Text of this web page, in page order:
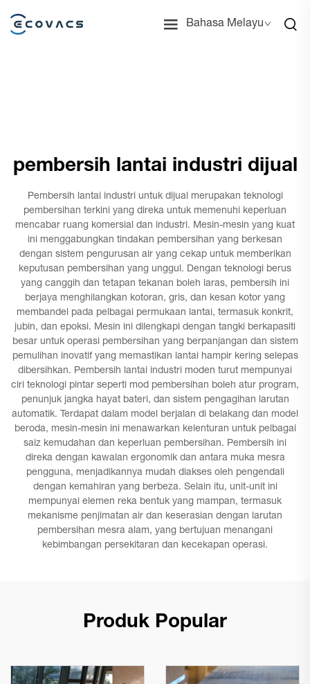
Bahasa Melayu
pembersih lantai industri dijual
Pembersih lantai industri untuk dijual merupakan teknologi
pembersihan terkini yang direka untuk memenuhi keperluan
mencabar ruang komersial dan industri. Mesin-mesin yang kuat
ini menggabungkan tindakan pembersihan yang berkesan
dengan sistem pengurusan air yang cekap untuk memberikan
keputusan pembersihan yang unggul. Dengan teknologi berus
yang canggih dan tetapan tekanan boleh laras, pembersih ini
berjaya menghilangkan kotoran, gris, dan kesan kotor yang
membandel pada pelbagai permukaan lantai, termasuk konkrit,
jubin, dan epoksi. Mesin ini dilengkapi dengan tangki berkapasiti
besar untuk operasi pembersihan yang berpanjangan dan sistem
pemulihan inovatif yang memastikan lantai hampir kering selepas
dibersihkan. Pembersih lantai industri moden turut mempunyai
ciri teknologi pintar seperti mod pembersihan boleh atur program,
penunjuk jangka hayat bateri, dan sistem pengagihan larutan
automatik. Terdapat dalam model berjalan di belakang dan model
beroda, mesin-mesin ini menawarkan kelenturan untuk pelbagai
saiz kemudahan dan keperluan pembersihan. Pembersih ini
direka dengan kawalan ergonomik dan antara muka mesra
pengguna, menjadikannya mudah diakses oleh pengendali
dengan kemahiran yang berbeza. Selain itu, unit-unit ini
mempunyai elemen reka bentuk yang mampan, termasuk
mekanisme penjimatan air dan keserasian dengan larutan
pembersihan mesra alam, yang bertujuan menangani
kebimbangan persekitaran dan kecekapan operasi.
Produk Popular